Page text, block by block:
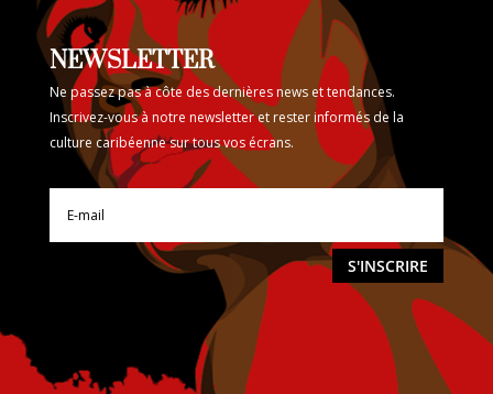
NEWSLETTER
Ne passez pas à côte des dernières news et tendances.
Inscrivez-vous à notre newsletter et rester informés de la
culture caribéenne sur tous vos écrans.
S'INSCRIRE